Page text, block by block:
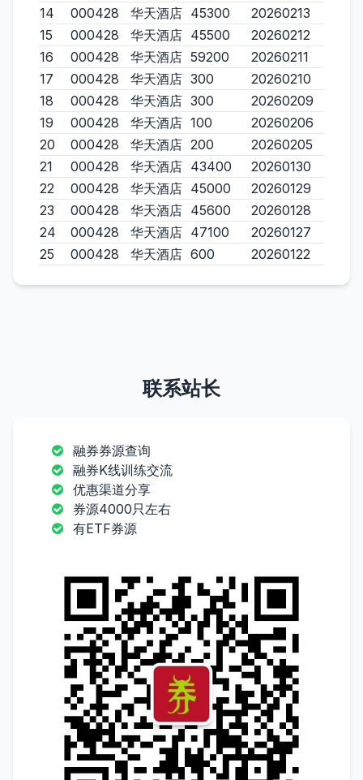
14
000428 华天酒店 45300
20260213
15
000428 华天酒店 45500
20260212
16
000428 华天酒店 59200
20260211
17
000428 华天酒店 300
20260210
18
000428 华天酒店 300
20260209
19
000428 华天酒店 100
20260206
20
000428 华天酒店 200
20260205
21
000428 华天酒店 43400
20260130
22
000428 华天酒店 45000
20260129
23
000428 华天酒店 45600
20260128
24
000428 华天酒店 47100
20260127
25
000428 华天酒店 600 20260122
联系站长
融券券源查询
融券K线训练交流
优惠渠道分享
券源4000只左右
有ETF券源